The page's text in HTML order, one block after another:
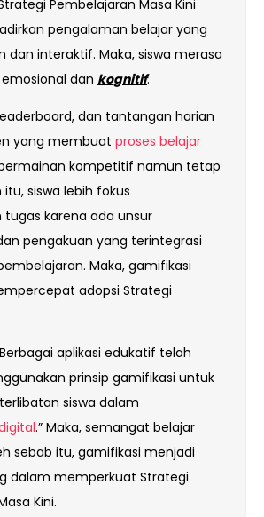
Pembelajaran Masa Kini
pengalaman belajar yang
dan interaktif. Maka, siswa merasa
dan kognitif.
dan tantangan harian
yang membuat proses belajar
kompetitif namun tetap
siswa lebih fokus
tugas karena ada unsur
pengakuan yang terintegrasi
Maka, gamifikasi
adopsi Strategi
aplikasi edukatif telah
prinsip gamifikasi untuk
siswa dalam
.” Maka, semangat belajar
sebab itu, gamifikasi menjadi
dalam memperkuat Strategi
Kini.